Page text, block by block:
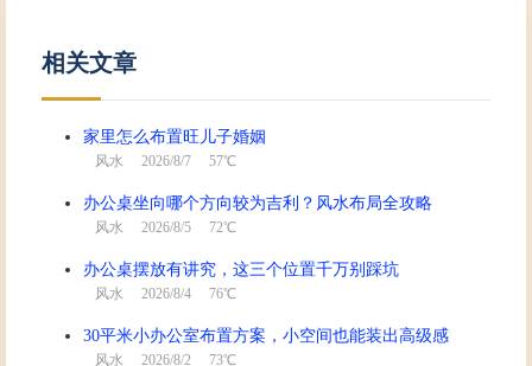
相关文章
家里怎么布置旺儿子婚姻
风水 2026/8/7 57℃
办公桌坐向哪个方向较为吉利？风水布局全攻略
风水 2026/8/5 72℃
办公桌摆放有讲究，这三个位置千万别踩坑
风水 2026/8/4 76℃
30平米小办公室布置方案，小空间也能装出高级感
风水 2026/8/2 73℃